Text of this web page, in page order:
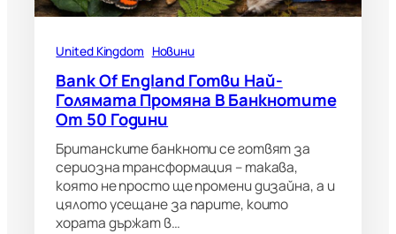
United Kingdom Новини
Bank Of England Готви Най-
Голямата Промяна В Банкнотите
От 50 Години
Британските банкноти се готвят за
сериозна трансформация – такава,
която не просто ще промени дизайна, а и
цялото усещане за парите, които
хората държат в…